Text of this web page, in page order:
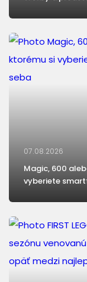
07.08.2026
Magic, 600
vyberiete